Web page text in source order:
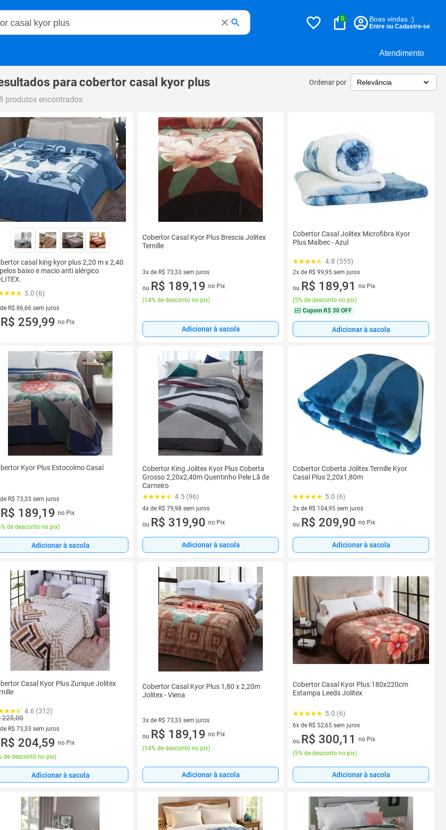
Atendimento
Magalu
0 Boas vindas :)
Entre ou Cadastre-se
paracobertor casal kyor plus Ordenar por
produtos encontrados
casal king kyor plus 2,20 m x 2,40
baixo e macio anti alérgico
5.0 (6)
R$ 86,66 sem juros
de R$ 86,66 sem juros
R$ 259,99 no Pix
Cobertor Casal Kyor Plus Brescia Jolitex
Ternille
3x de R$ 73,33 sem juros
3 vez de R$ 73,33 sem juros
ou R$ 189,19 no Pix
(14% de desconto no pix)
Adicionar à sacola
Cobertor Casal Jolitex Microfibra Kyor
Plus Malbec - Azul
4.8 (555)
2x de R$ 99,95 sem juros
2 vez de R$ 99,95 sem juros
ou R$ 189,91
no Pix
(5% de desconto no pix)
Cupom R$ 30 OFF
Adicionar à sacola
Kyor Plus Estocolmo Casal
R$ 73,33 sem juros
de R$ 73,33 sem juros
R$ 189,19 no Pix
de desconto no pix)
Adicionar à sacola
Cobertor King Jolitex Kyor Plus Coberta
Grosso 2,20x2,40m Quentinho Pele Lã de
Carneiro
4.5 (96)
4x de R$ 79,98 sem juros
4 vez de R$ 79,98 sem juros
ou R$ 319,90 no Pix
Adicionar à sacola
Cobertor Coberta Jolitex Ternille Kyor
Casal Plus 2,20x1,80m
5.0 (6)
2x de R$ 104,95 sem juros
2 vez de R$ 104,95 sem juros
ou R$ 209,90 no Pix
Adicionar à sacola
Casal Kyor Plus Zurique Jolitex
4.6 (312)
225,00
R$ 73,33 sem juros
de R$ 73,33 sem juros
R$ 204,59 no Pix
de desconto no pix)
Adicionar à sacola
Cobertor Casal Kyor Plus 1,80 x 2,20m
Jolitex - Viena
3x de R$ 73,33 sem juros
3 vez de R$ 73,33 sem juros
ou R$ 189,19 no Pix
(14% de desconto no pix)
Adicionar à sacola
Cobertor Casal Kyor Plus 180x220cm
Estampa Leeds Jolitex
5.0 (6)
6x de R$ 52,65 sem juros
6 vez de R$ 52,65 sem juros
ou R$ 300,11
no Pix
(5% de desconto no pix)
Adicionar à sacola